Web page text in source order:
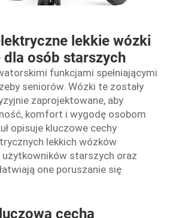
lekkie wózki
osób starszych
funkcjami spełniającymi
seniorów. Wózki te zostały
zaprojektowane, aby
komfort i wygodę osobom
opisuje kluczowe cechy
lekkich wózków
użytkowników starszych oraz
one poruszanie się
cecha